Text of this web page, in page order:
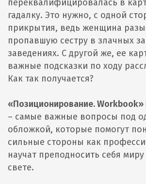
переквалифицировалась в
гадалку. Это нужно, с одной
прикрытия, ведь женщина
пропавшую сестру в злачных
заведениях. С другой же, ее
важные подсказки по ходу
Как так получается?
«Позиционирование.
– самые важные вопросы под
обложкой, которые помогут
сильные стороны как
научат преподносить себя
свете.